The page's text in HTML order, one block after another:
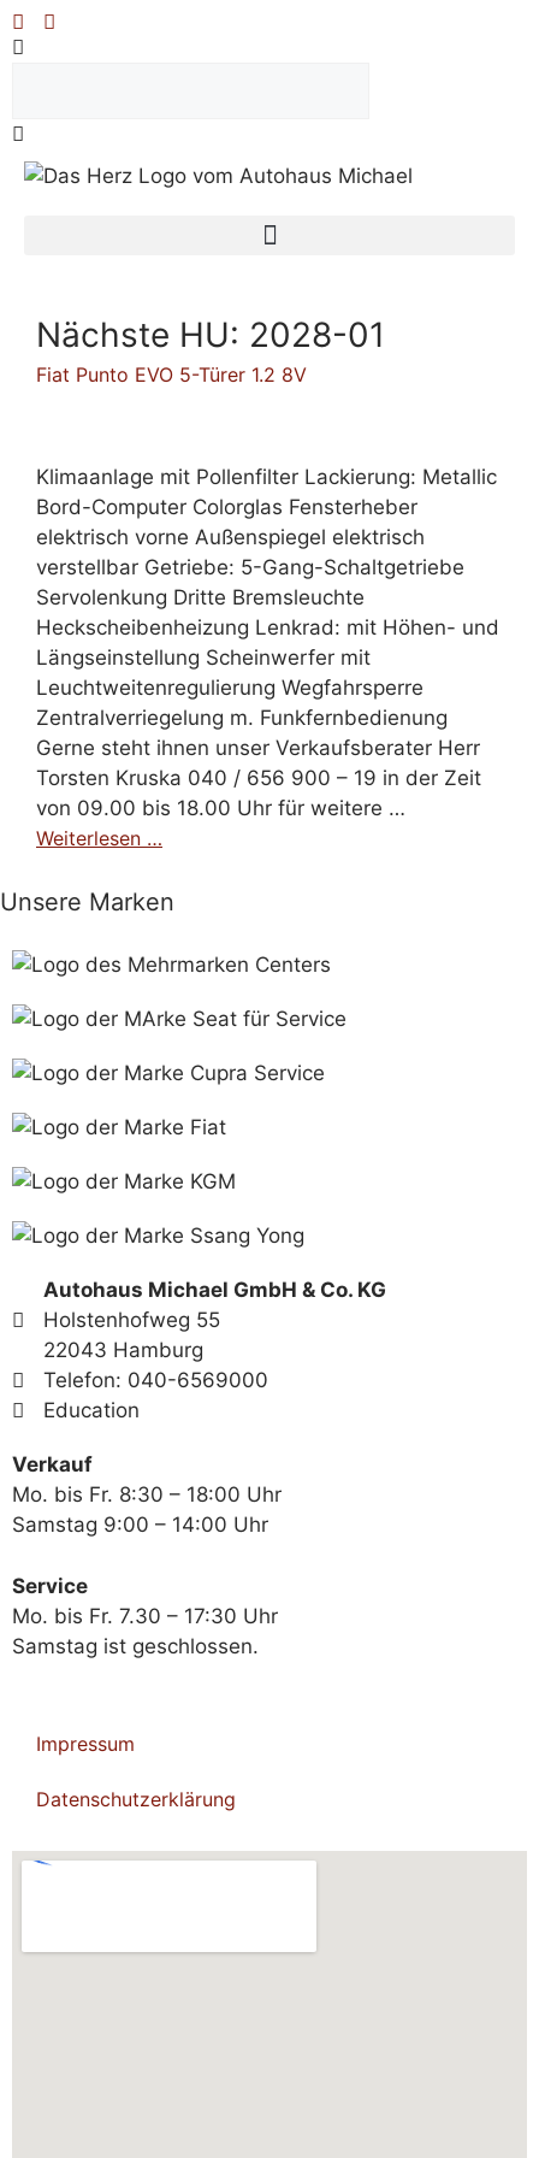
Nächste HU: 2028-01
Fiat Punto EVO 5-Türer 1.2 8V
Klimaanlage mit Pollenfilter Lackierung: Metallic
Bord-Computer Colorglas Fensterheber
elektrisch vorne Außenspiegel elektrisch
verstellbar Getriebe: 5-Gang-Schaltgetriebe
Servolenkung Dritte Bremsleuchte
Heckscheibenheizung Lenkrad: mit Höhen- und
Längseinstellung Scheinwerfer mit
Leuchtweitenregulierung Wegfahrsperre
Zentralverriegelung m. Funkfernbedienung
Gerne steht ihnen unser Verkaufsberater Herr
Torsten Kruska 040 / 656 900 – 19 in der Zeit
von 09.00 bis 18.00 Uhr für weitere …
Weiterlesen …
Unsere Marken
Autohaus Michael GmbH & Co. KG
Holstenhofweg 55
22043 Hamburg
Telefon: 040-6569000
Education
Verkauf
Mo. bis Fr. 8:30 – 18:00 Uhr
Samstag 9:00 – 14:00 Uhr
Service
Mo. bis Fr. 7.30 – 17:30 Uhr
Samstag ist geschlossen.
Impressum
Datenschutzerklärung